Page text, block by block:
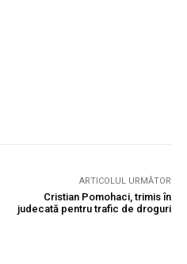
ARTICOLUL URMĂTOR
Cristian Pomohaci, trimis în
judecată pentru trafic de droguri